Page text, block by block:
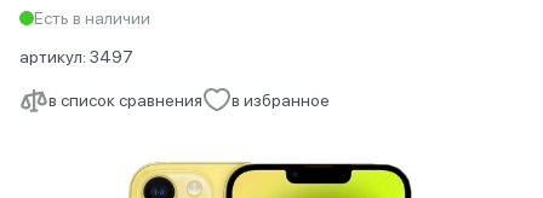
в список сравнения в избранное
Есть в наличии
артикул: 3497